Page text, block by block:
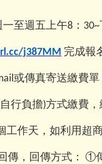
至週五上午8 ： 30~
j387MM 完成報
或傳真寄送繳費單
行負擔)方式繳費，
工作天，如利用超
傳，回傳方式： ①